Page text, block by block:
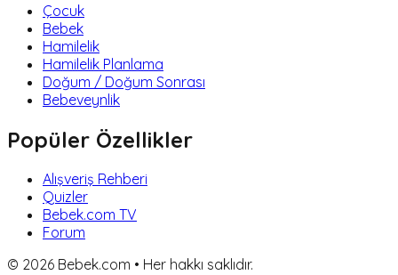
Çocuk
Bebek
Hamilelik
Hamilelik Planlama
Doğum / Doğum Sonrası
Bebeveynlik
Popüler Özellikler
Alışveriş Rehberi
Quizler
Bebek.com TV
Forum
© 2026 Bebek.com • Her hakkı saklıdır.